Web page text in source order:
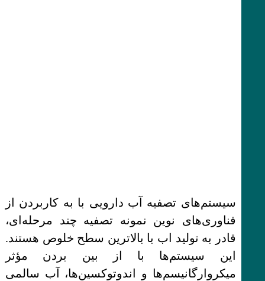
سیستم‌های تصفیه آب دارویی با به کاربردن از
فناوری‌های نوین نمونه تصفیه چند مرحله‌ای،
قادر به تولید اب با بالاترین سطح خلوص هستند.
این سیستم‌ها با از بین بردن مؤثر
میکروارگانیسم‌ها و اندوتوکسین‌ها، آب سالمی